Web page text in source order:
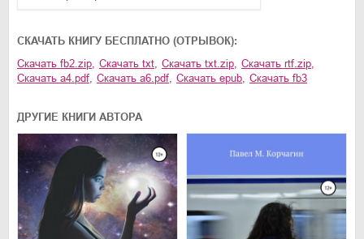
20:50
03.mp3 14:00
CКАЧАТЬ КНИГУ БЕСПЛАТНО (ОТРЫВОК):
Скачать fb2.zip Скачать txt Скачать txt.zip Скачать rtf.zip
Скачать a4.pdf Скачать a6.pdf Скачать epub Скачать fb3
ДРУГИЕ КНИГИ АВТОРА